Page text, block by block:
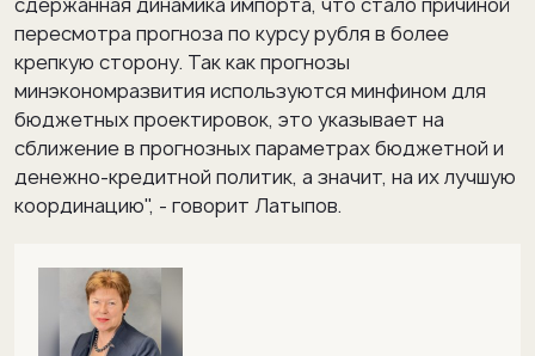
сдержанная динамика импорта, что стало причиной
пересмотра прогноза по курсу рубля в более
крепкую сторону. Так как прогнозы
минэкономразвития используются минфином для
бюджетных проектировок, это указывает на
сближение в прогнозных параметрах бюджетной и
денежно-кредитной политик, а значит, на их лучшую
координацию", - говорит Латыпов.